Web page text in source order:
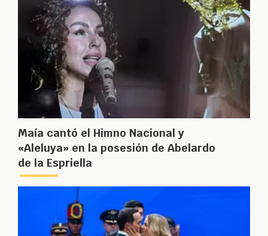
Maía cantó el Himno Nacional y
«Aleluya» en la posesión de Abelardo
de la Espriella